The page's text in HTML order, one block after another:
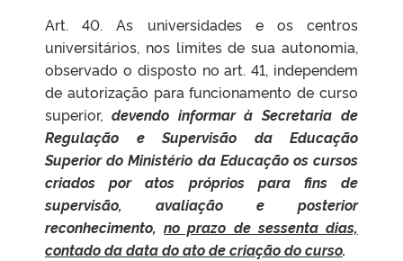
Art. 40. As universidades e os centros
universitários, nos limites de sua autonomia,
observado o disposto no art. 41, independem
de autorização para funcionamento de curso
superior, devendo informar à Secretaria de
Regulação e Supervisão da Educação
Superior do Ministério da Educação os cursos
criados por atos próprios para fins de
supervisão, avaliação e posterior
reconhecimento,no prazo de sessenta dias,
contado da data do ato de criação do curso.